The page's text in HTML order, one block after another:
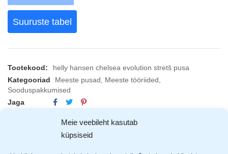
Meie veebileht kasutab
küpsiseid
Suuruste tabel
Tootekood:
helly hansen chelsea evolution stretš pusa
Kategooriad
Meeste pusad Meeste tööriided
Sooduspakkumised
Jaga
ARVUSTUSED (0)